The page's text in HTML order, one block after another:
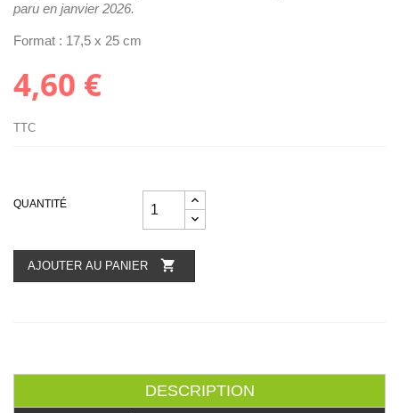
paru en janvier 2026.
Format : 17,5 x 25 cm
4,60 €
TTC
QUANTITÉ
AJOUTER AU PANIER 
DESCRIPTION